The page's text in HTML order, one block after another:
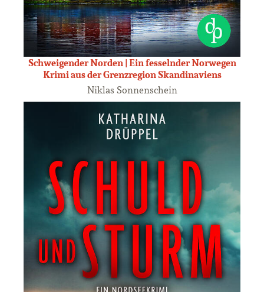
Schweigender Norden | Ein fesselnder Norwegen
Krimi aus der Grenzregion Skandinaviens
Niklas Sonnenschein